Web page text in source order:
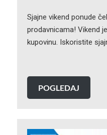
Sjajne vikend ponude
prodavnicama! Vikend
kupovinu. Iskoristite
POGLEDAJ